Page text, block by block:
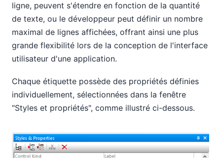
ligne, peuvent s'étendre en fonction de la quantité
de texte, ou le développeur peut définir un nombre
maximal de lignes affichées, offrant ainsi une plus
grande flexibilité lors de la conception de l'interface
utilisateur d'une application.
Chaque étiquette possède des propriétés définies
individuellement, sélectionnées dans la fenêtre
"Styles et propriétés", comme illustré ci-dessous.